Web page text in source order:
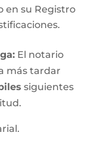
en su Registro
:El notario
más tardar
siguientes